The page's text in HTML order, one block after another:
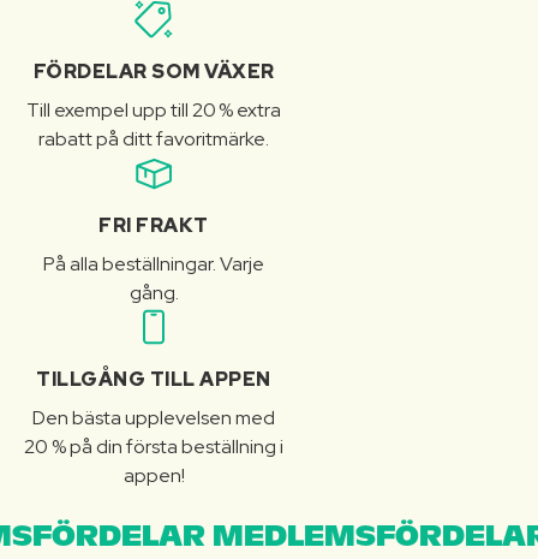
FÖRDELAR SOM VÄXER
Till exempel upp till 20 % extra
rabatt på ditt favoritmärke.
FRI FRAKT
På alla beställningar. Varje
gång.
TILLGÅNG TILL APPEN
Den bästa upplevelsen med
20 % på din första beställning i
appen!